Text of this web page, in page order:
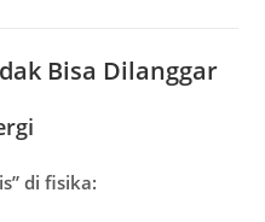
Bisa Dilanggar
di fisika: